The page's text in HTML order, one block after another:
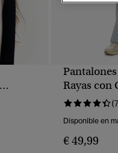
Rayas con
Disponible en
€ 49,99